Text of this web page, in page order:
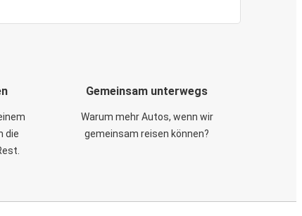
die
Gemeinsam unterwegs
Warum mehr Autos, wenn wir
gemeinsam reisen können?